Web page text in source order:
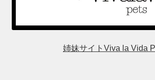
姉妹サイトViva la Vida